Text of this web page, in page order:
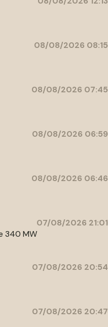
08/08/2026 08:15
08/08/2026 07:45
08/08/2026 06:59
08/08/2026 06:46
07/08/2026 21:01
340 MW
07/08/2026 20:54
07/08/2026 20:47